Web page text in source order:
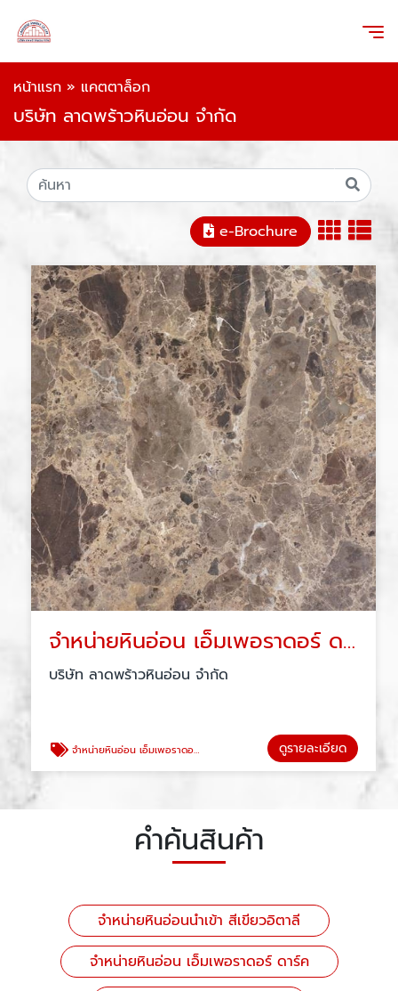
หน้าแรก » แคตตาล็อก
บริษัท ลาดพร้าวหินอ่อน จำกัด
e-Brochure
จำหน่ายหินอ่อน เอ็มเพอราดอร์ ดาร์ค
บริษัท ลาดพร้าวหินอ่อน จำกัด
จำหน่ายหินอ่อน เอ็มเพอราดอร์ ดาร์ค ดูรายละเอียด
คำค้นสินค้า
จำหน่ายหินอ่อนนำเข้า สีเขียวอิตาลี
จำหน่ายหินอ่อน เอ็มเพอราดอร์ ดาร์ค